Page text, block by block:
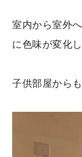
室内から室外
に色味が変化
子供部屋から